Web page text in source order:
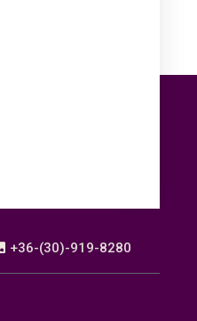
+36-(30)-919-8280